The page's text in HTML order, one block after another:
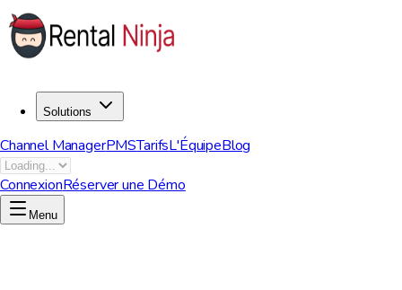
Solutions
Channel ManagerPMSTarifsL'ÉquipeBlog
ConnexionRéserver une Démo
Menu